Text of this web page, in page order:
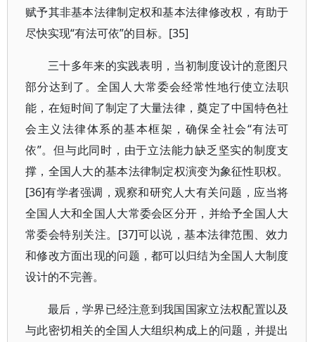
赋予其非基本法律制定权和基本法律修改权，有助于
尽快实现“有法可依”的目标。[35]
三十多年来的实践表明，当初制度设计的意图只
部分达到了。全国人大常委会经常性地行使立法职
能，在短时间了制定了大量法律，奠定了中国特色社
会主义法律体系的基本框架，确保全社会“有法可
依”。但与此同时，由于立法能力缺乏坚实的制度支
撑，全国人大的基本法律制定权演变为象征性职权。
[36]有学者强调，观察和研究人大有关问题，应当将
全国人大和全国人大常委会区分开，并给予全国人大
常委会特别关注。[37]可以说，基本法律范围、效力
和修改方面出现的问题，都可以归结为全国人大制度
设计的不完善。
最后，学界已经注意到我国国家立法权配置以及
与此密切相关的全国人大组织构成上的问题，并提出